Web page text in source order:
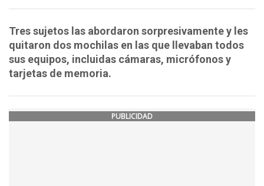
Tres sujetos las abordaron sorpresivamente y les
quitaron dos mochilas en las que llevaban todos
sus equipos, incluidas cámaras, micrófonos y
tarjetas de memoria.
PUBLICIDAD